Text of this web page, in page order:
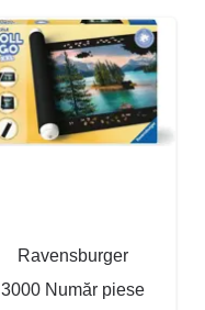
Ravensburger
3000 Număr piese